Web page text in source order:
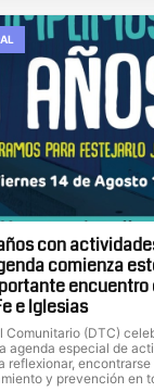
con
comienza
encuentro
e Iglesias
Comunitario (DTC)
agenda especial de
reflexionar,
y prevención en